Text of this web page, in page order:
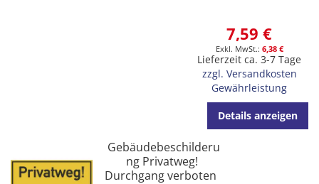
7,59 €
6,38 €
Lieferzeit ca. 3-7 Tage
zzgl. Versandkosten
Gewährleistung
Details anzeigen
Gebäudebeschilderu
ng Privatweg!
Durchgang verboten